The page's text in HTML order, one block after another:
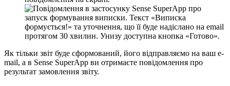
Як тільки звіт буде сформований, його відправляємо на ваш e-
mail, а в Sense SuperApp ви отримаєте повідомлення про
результат замовлення звіту.